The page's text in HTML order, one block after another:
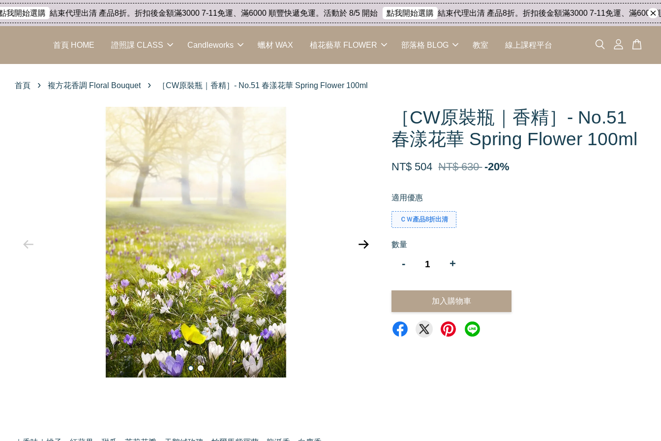
開始選購 結束代理出清 產品8折。折扣後金額滿3000 7-11免運、滿6000 順豐快遞免運。活動於 8/5 開始 點我開始選購 結束代理出清 產品8折。折扣後金額滿3000 7-11免運、滿6000 順
首頁 HOME 證照課 CLASS Candleworks 蠟材 WAX 植花藝草 FLOWER 部落格 BLOG 教室 線上課程平台
首頁 › 複方花香調 Floral Bouquet › ［CW原裝瓶｜香精］- No.51 春漾花華 Spring Flower 100ml
［CW原裝瓶｜香精］- No.51
春漾花華 Spring Flower 100ml
NT$ 504 NT$ 630 -20%
適用優惠
ＣＷ產品8折出清
數量
- +
加入購物車